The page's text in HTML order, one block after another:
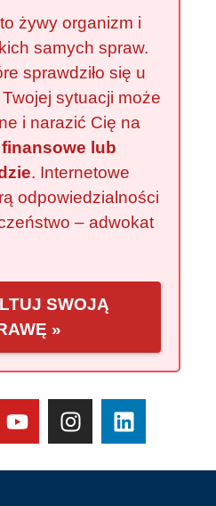
żywy organizm i
samych spraw.
sprawdziło się u
sytuacji może
i narazić Cię na
lub
. Internetowe
odpowiedzialności
– adwokat
SWOJĄ
»